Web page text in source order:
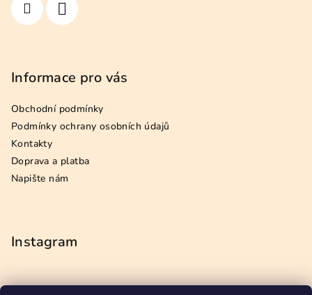
Informace pro vás
Obchodní podmínky
Podmínky ochrany osobních údajů
Kontakty
Doprava a platba
Napište nám
Instagram